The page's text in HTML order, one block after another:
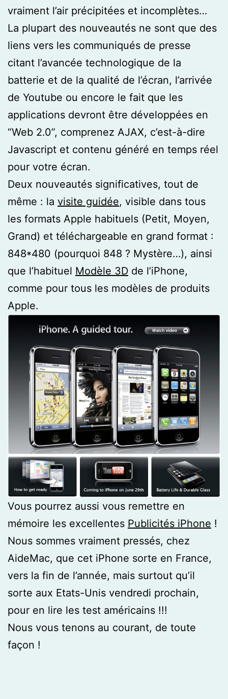
vraiment l’air précipitées et incomplètes…
La plupart des nouveautés ne sont que des
liens vers les communiqués de presse
citant l’avancée technologique de la
batterie et de la qualité de l’écran, l’arrivée
de Youtube ou encore le fait que les
applications devront être développées en
“Web 2.0”, comprenez AJAX, c’est-à-dire
Javascript et contenu généré en temps réel
pour votre écran.
Deux nouveautés significatives, tout de
même : la visite guidée, visible dans tous
les formats Apple habituels (Petit, Moyen,
Grand) et téléchargeable en grand format :
848*480 (pourquoi 848 ? Mystère…), ainsi
que l’habituel Modèle 3D de l’iPhone,
comme pour tous les modèles de produits
Apple.
Vous pourrez aussi vous remettre en
mémoire les excellentes Publicités iPhone !
Nous sommes vraiment pressés, chez
AideMac, que cet iPhone sorte en France,
vers la fin de l’année, mais surtout qu’il
sorte aux Etats-Unis vendredi prochain,
pour en lire les test américains !!!
Nous vous tenons au courant, de toute
façon !